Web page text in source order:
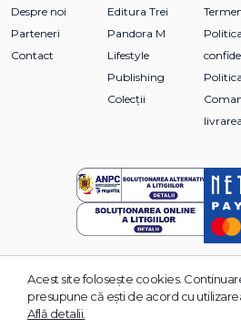
Despre noi
Parteneri
Contact
Editura Trei
Pandora M
Lifestyle
Publishing
Colecții
livrarea
© 2026 Grupul Editorial TREI.
Acest site foloseşte cookies.
presupune că eşti de acord cu
Află detalii.